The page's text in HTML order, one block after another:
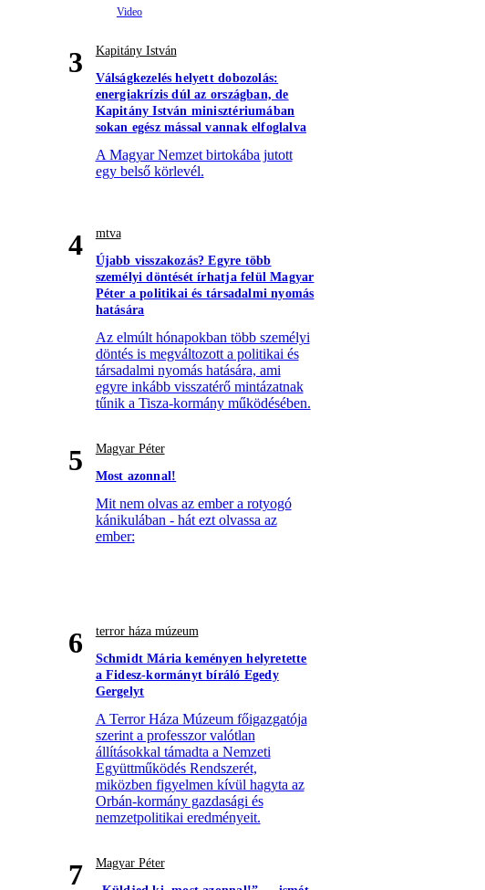
3
Kapitány István
Válságkezelés helyett dobozolás:
energiakrízis dúl az országban, de
Kapitány István minisztériumában
sokan egész mással vannak elfoglalva
A Magyar Nemzet birtokába jutott
egy belső körlevél.
4
mtva
Újabb visszakozás? Egyre több
személyi döntését írhatja felül Magyar
Péter a politikai és társadalmi nyomás
hatására
Az elmúlt hónapokban több személyi
döntés is megváltozott a politikai és
társadalmi nyomás hatására, ami
egyre inkább visszatérő mintázatnak
tűnik a Tisza-kormány működésében.
5
Magyar Péter
Most azonnal!
Mit nem olvas az ember a rotyogó
kánikulában - hát ezt olvassa az
ember:
6
terror háza múzeum
Schmidt Mária keményen helyretette
a Fidesz-kormányt bíráló Egedy
Gergelyt
A Terror Háza Múzeum főigazgatója
szerint a professzor valótlan
állításokkal támadta a Nemzeti
Együttműködés Rendszerét,
miközben figyelmen kívül hagyta az
Orbán-kormány gazdasági és
nemzetpolitikai eredményeit.
7
Magyar Péter